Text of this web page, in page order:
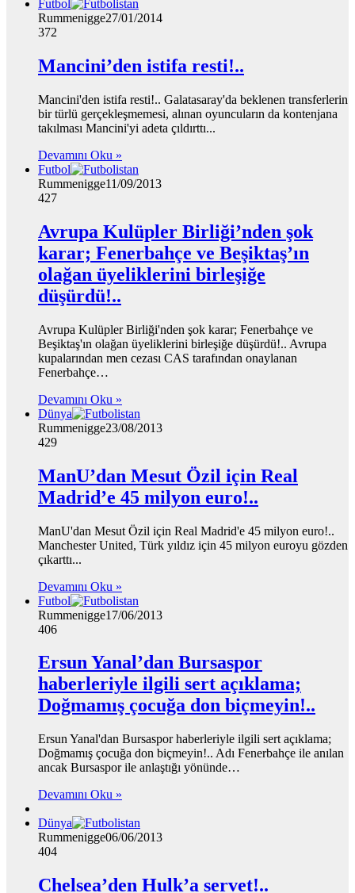
Futbol
Rummenigge27/01/2014
372
Mancini’den istifa resti!..
Mancini'den istifa resti!.. Galatasaray'da beklenen transferlerin
bir türlü gerçekleşmemesi, alınan oyuncuların da kontenjana
takılması Mancini'yi adeta çıldırttı...
Devamını Oku »
Futbol
Rummenigge11/09/2013
427
Avrupa Kulüpler Birliği’nden şok
karar; Fenerbahçe ve Beşiktaş’ın
olağan üyeliklerini birleşiğe
düşürdü!..
Avrupa Kulüpler Birliği'nden şok karar; Fenerbahçe ve
Beşiktaş'ın olağan üyeliklerini birleşiğe düşürdü!.. Avrupa
kupalarından men cezası CAS tarafından onaylanan
Fenerbahçe…
Devamını Oku »
Dünya
Rummenigge23/08/2013
429
ManU’dan Mesut Özil için Real
Madrid’e 45 milyon euro!..
ManU'dan Mesut Özil için Real Madrid'e 45 milyon euro!..
Manchester United, Türk yıldız için 45 milyon euroyu gözden
çıkarttı...
Devamını Oku »
Futbol
Rummenigge17/06/2013
406
Ersun Yanal’dan Bursaspor
haberleriyle ilgili sert açıklama;
Doğmamış çocuğa don biçmeyin!..
Ersun Yanal'dan Bursaspor haberleriyle ilgili sert açıklama;
Doğmamış çocuğa don biçmeyin!.. Adı Fenerbahçe ile anılan
ancak Bursaspor ile anlaştığı yönünde…
Devamını Oku »
Dünya
Rummenigge06/06/2013
404
Chelsea’den Hulk’a servet!..